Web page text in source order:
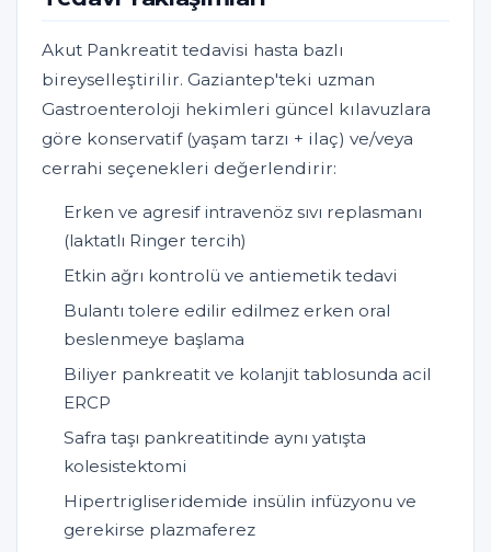
Akut Pankreatit tedavisi hasta bazlı
bireyselleştirilir. Gaziantep'teki uzman
Gastroenteroloji hekimleri güncel kılavuzlara
göre konservatif (yaşam tarzı + ilaç) ve/veya
cerrahi seçenekleri değerlendirir:
Erken ve agresif intravenöz sıvı replasmanı
(laktatlı Ringer tercih)
Etkin ağrı kontrolü ve antiemetik tedavi
Bulantı tolere edilir edilmez erken oral
beslenmeye başlama
Biliyer pankreatit ve kolanjit tablosunda acil
ERCP
Safra taşı pankreatitinde aynı yatışta
kolesistektomi
Hipertrigliseridemide insülin infüzyonu ve
gerekirse plazmaferez